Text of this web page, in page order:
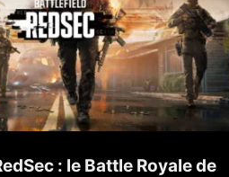
: le Battle Royale de